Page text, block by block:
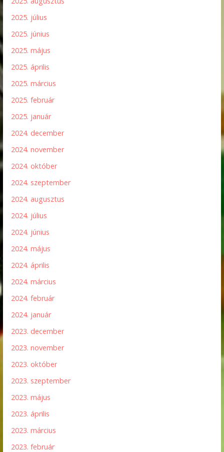
2025. július
2025. június
2025. május
2025. április
2025. március
2025. február
2025. január
2024. december
2024. november
2024. október
2024. szeptember
2024. augusztus
2024. július
2024. június
2024. május
2024. április
2024. március
2024. február
2024. január
2023. december
2023. november
2023. október
2023. szeptember
2023. május
2023. április
2023. március
2023. február